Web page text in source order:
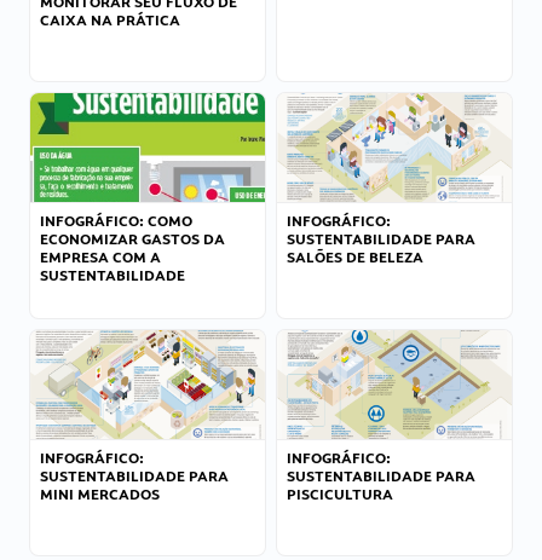
CAIXA NA PRÁTICA
INFOGRÁFICO: COMO
ECONOMIZAR GASTOS DA
EMPRESA COM A
SUSTENTABILIDADE
INFOGRÁFICO:
SUSTENTABILIDADE PARA
SALÕES DE BELEZA
INFOGRÁFICO:
SUSTENTABILIDADE PARA
MINI MERCADOS
INFOGRÁFICO:
SUSTENTABILIDADE PARA
PISCICULTURA